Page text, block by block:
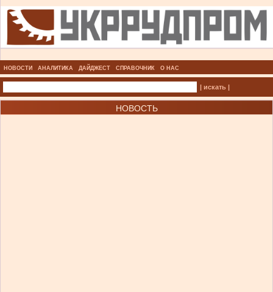
НОВОСТИ АНАЛИТИКА ДАЙДЖЕСТ СПРАВОЧНИК О НАС
| искать |
НОВОСТЬ